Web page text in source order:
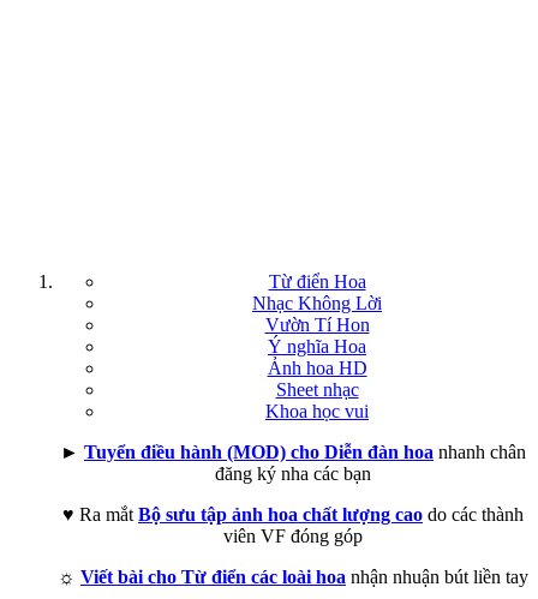
Từ điển Hoa
Nhạc Không Lời
Vườn Tí Hon
Ý nghĩa Hoa
Ảnh hoa HD
Sheet nhạc
Khoa học vui
► Tuyển điều hành (MOD) cho Diễn đàn hoa nhanh chân
đăng ký nha các bạn
♥ Ra mắt Bộ sưu tập ảnh hoa chất lượng cao do các thành
viên VF đóng góp
☼ Viết bài cho Từ điển các loài hoa nhận nhuận bút liền tay